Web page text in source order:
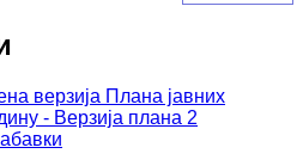
верзија Плана јавних
- Верзија плана 2